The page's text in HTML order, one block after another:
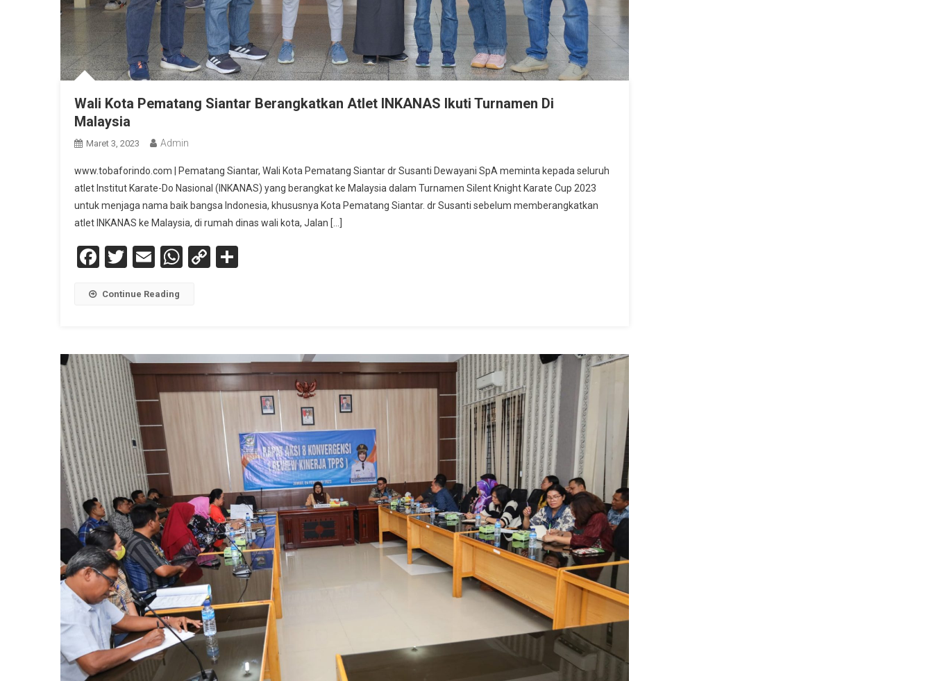
Wali Kota Pematang Siantar Berangkatkan Atlet INKANAS Ikuti Turnamen Di
Malaysia
Maret 3, 2023 Admin
www.tobaforindo.com | Pematang Siantar, Wali Kota Pematang Siantar dr Susanti Dewayani SpA meminta kepada seluruh
atlet Institut Karate-Do Nasional (INKANAS) yang berangkat ke Malaysia dalam Turnamen Silent Knight Karate Cup 2023
untuk menjaga nama baik bangsa Indonesia, khususnya Kota Pematang Siantar. dr Susanti sebelum memberangkatkan
atlet INKANAS ke Malaysia, di rumah dinas wali kota, Jalan […]
Facebook
Twitter
EmailWhatsApp
Copy
Continue Reading